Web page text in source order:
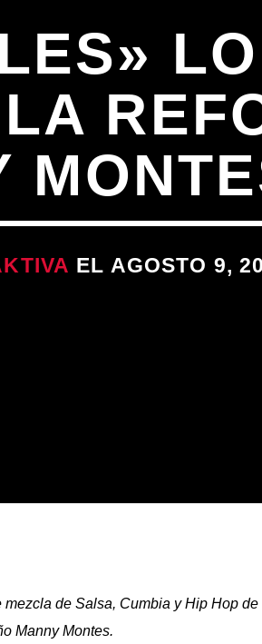
EL AGOSTO 9,
de Salsa, Cumbia y Hip Hop de
Manny Montes.